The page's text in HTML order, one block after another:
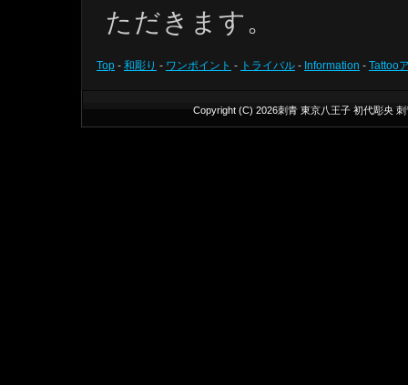
ただきます。
Top - 和彫り - ワンポイント - トライバル - Information - Tattoo
Copyright (C) 2026刺青 東京八王子 初代彫央